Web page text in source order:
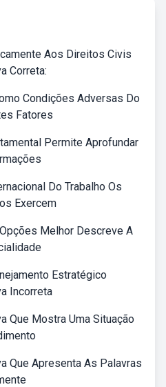
Aos Direitos Civis
Correta:
Condições Adversas Do
Fatores
Permite Aprofundar
Do Trabalho Os
Exercem
Melhor Descreve A
Estratégico
Incorreta
Que Mostra Uma Situação
Que Apresenta As Palavras